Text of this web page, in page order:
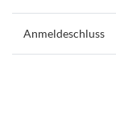
Anmeldeschluss